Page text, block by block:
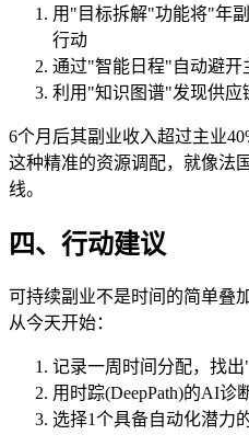
用"目标拆解"功能将"年
行动
通过"智能日程"自动避开
利用"知识图谱"发现供应
6个月后其副业收入超过主业
这种精准的资源调配，就像法
线。
四、行动建议
可持续副业不是时间的简单叠
从今天开始：
记录一周时间分配，找
用时踪(DeepPath)的AI诊
选择1个具备自动化潜力